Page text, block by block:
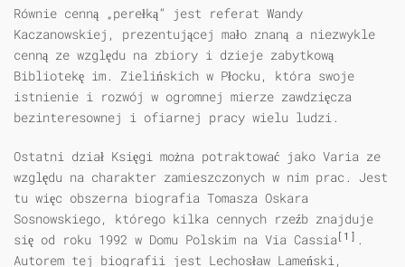
Równie cenną „perełką” jest referat Wandy
Kaczanowskiej, prezentującej mało znaną a niezwykle
cenną ze względu na zbiory i dzieje zabytkową
Bibliotekę im. Zielińskich w Płocku, która swoje
istnienie i rozwój w ogromnej mierze zawdzięcza
bezinteresownej i ofiarnej pracy wielu ludzi.
Ostatni dział Księgi można potraktować jako Varia ze
względu na charakter zamieszczonych w nim prac. Jest
tu więc obszerna biografia Tomasza Oskara
Sosnowskiego, którego kilka cennych rzeźb znajduje
się od roku 1992 w Domu Polskim na Via Cassia[1] .
Autorem tej biografii jest Lechosław Lameński,